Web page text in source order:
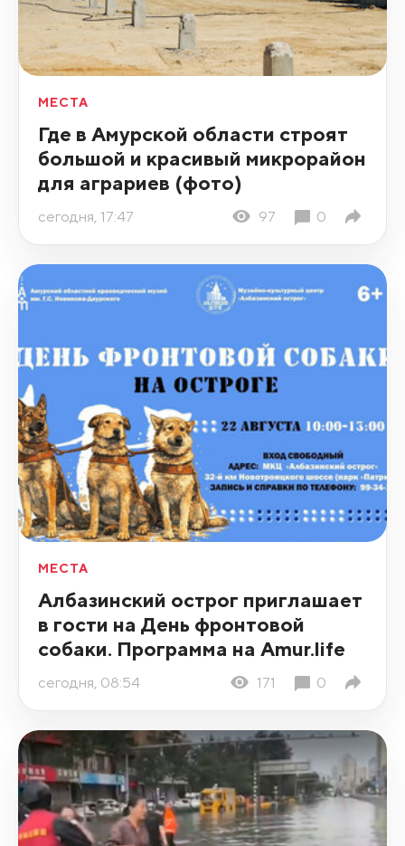
МЕСТА
Где в Амурской области строят
большой и красивый микрорайон
для аграриев (фото)
сегодня, 17:47 97 0
МЕСТА
Албазинский острог приглашает
в гости на День фронтовой
собаки. Программа на Amur.life
сегодня, 08:54 171 0